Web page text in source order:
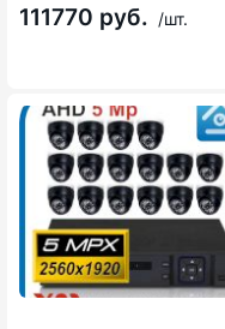
111770 руб. /шт.